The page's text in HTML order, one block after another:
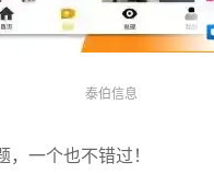
泰伯信息
一个也不错过！